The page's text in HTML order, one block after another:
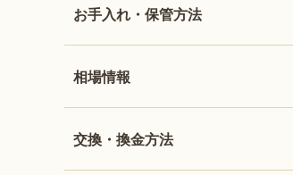
お手入れ・保管方法
相場情報
交換・換金方法